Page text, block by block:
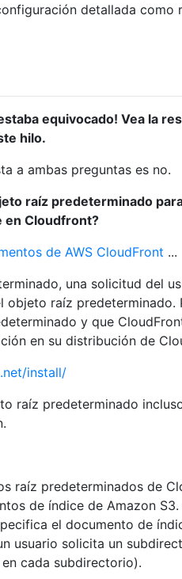
detallada como
equivocado! Vea la
hilo.
a ambas preguntas es no.
raíz predeterminado
en Cloudfront?
de AWS CloudFront ...
una solicitud del
objeto raíz predeterminado.
y que
en su distribución de
install/
raíz predeterminado
raíz predeterminados de
de índice de Amazon
el documento de
usuario solicita un
cada subdirectorio).